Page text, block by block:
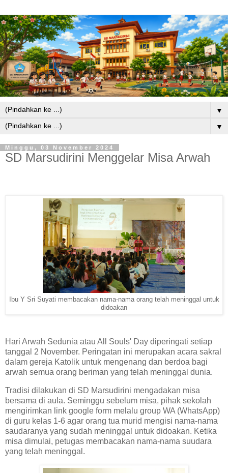
▼
▼
Minggu, 03 November 2024
SD Marsudirini Menggelar Misa Arwah
Ibu Y Sri Suyati membacakan nama-nama orang telah meninggal untuk
didoakan
Hari Arwah Sedunia atau All Souls' Day diperingati setiap
tanggal 2 November. Peringatan ini merupakan acara sakral
dalam gereja Katolik untuk mengenang dan berdoa bagi
arwah semua orang beriman yang telah meninggal dunia.
Tradisi dilakukan di SD Marsudirini mengadakan misa
bersama di aula. Seminggu sebelum misa, pihak sekolah
mengirimkan link google form melalu group WA (WhatsApp)
di guru kelas 1-6 agar orang tua murid mengisi nama-nama
saudaranya yang sudah meninggal untuk didoakan. Ketika
misa dimulai, petugas membacakan nama-nama suudara
yang telah meninggal.